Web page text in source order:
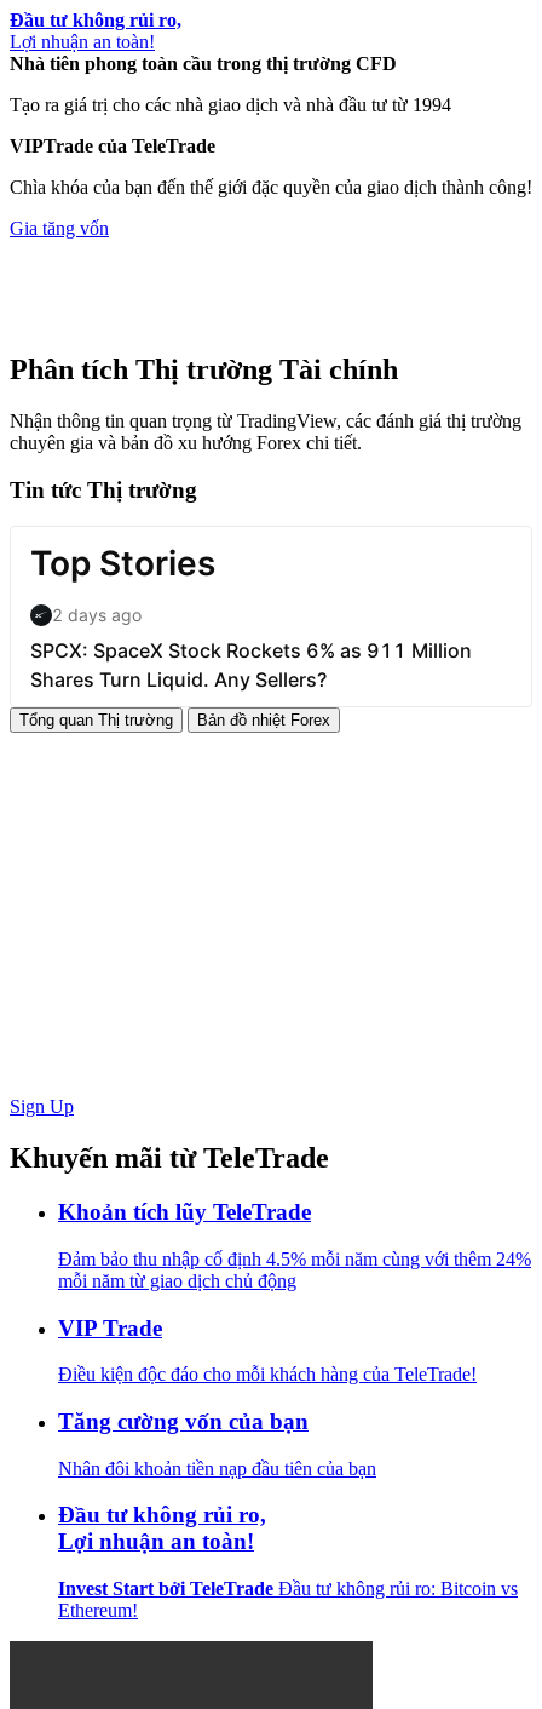
Đầu tư không rủi ro,
Lợi nhuận an toàn!
Nhà tiên phong toàn cầu trong thị trường CFD
Tạo ra giá trị cho các nhà giao dịch và nhà đầu tư từ 1994
VIPTrade của TeleTrade
Chìa khóa của bạn đến thế giới đặc quyền của giao dịch thành công!
Gia tăng vốn
Phân tích Thị trường Tài chính
Nhận thông tin quan trọng từ TradingView, các đánh giá thị trường
chuyên gia và bản đồ xu hướng Forex chi tiết.
Tin tức Thị trường
Tổng quan Thị trường Bản đồ nhiệt Forex
Sign Up
Khuyến mãi từ TeleTrade
Khoản tích lũy TeleTrade
Đảm bảo thu nhập cố định 4.5% mỗi năm cùng với thêm 24%
mỗi năm từ giao dịch chủ động
VIP Trade
Điều kiện độc đáo cho mỗi khách hàng của TeleTrade!
Tăng cường vốn của bạn
Nhân đôi khoản tiền nạp đầu tiên của bạn
Đầu tư không rủi ro,
Lợi nhuận an toàn!
Invest Start bởi TeleTrade Đầu tư không rủi ro: Bitcoin vs
Ethereum!